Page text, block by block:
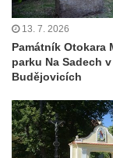
Benešově
Hrob
nad Ploučnicí
Hrob
Hrob
Benešově
13. 7. 2026
Památník Otokara
parku Na Sadech
Budějovicích